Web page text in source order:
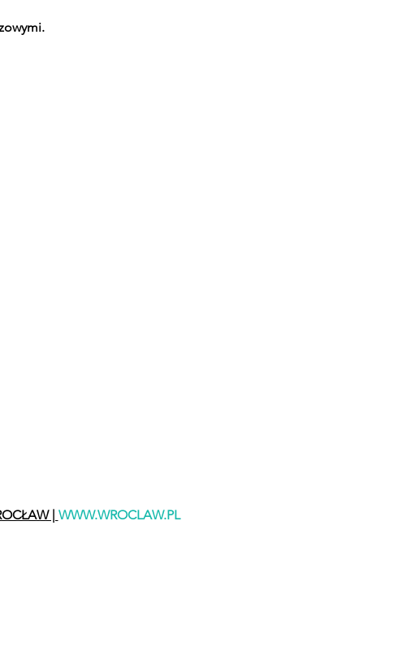
| WWW.WROCLAW.PL